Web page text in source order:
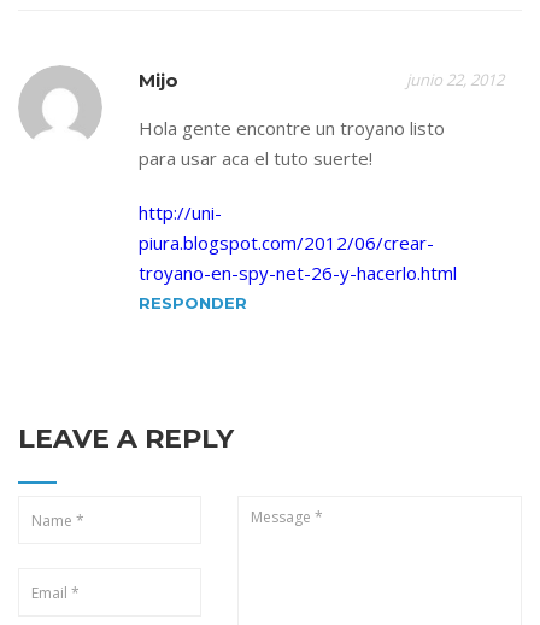
Mijo junio 22, 2012
Hola gente encontre un troyano listo
para usar aca el tuto suerte!
http://uni-
piura.blogspot.com/2012/06/crear-
troyano-en-spy-net-26-y-hacerlo.html
RESPONDER
LEAVE A REPLY